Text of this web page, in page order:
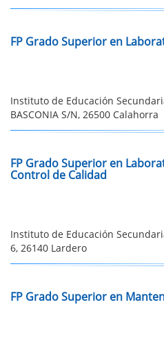
FP Grado Superior en
Instituto de Educación
BASCONIA S/N, 26500 Calahorra
FP Grado Superior en
Control de Calidad
Instituto de Educación
6, 26140 Lardero
FP Grado Superior en